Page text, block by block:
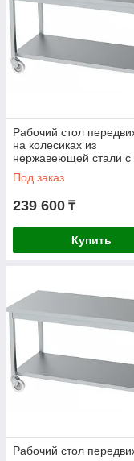
Рабочий стол
на колесиках из
нержавеющей стали с
полкой AISI 430
1100x700x850mm
Под заказ
239 600 ₸
Купить
Рабочий стол